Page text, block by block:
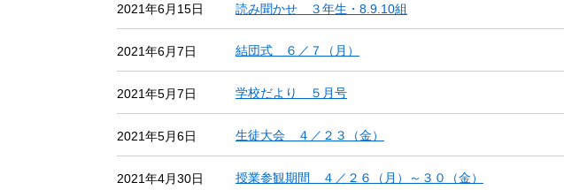
2021年6月15日 読み聞かせ ３年生・8.9.10組
2021年6月7日 結団式 ６／７（月）
2021年5月7日 学校だより ５月号
2021年5月6日 生徒大会 ４／２３（金）
2021年4月30日 授業参観期間 ４／２６（月）～３０（金）